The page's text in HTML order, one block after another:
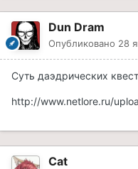
Dun Dram
Опубликовано 28
Суть даэдрических
http://www.netlore.ru/
Cat